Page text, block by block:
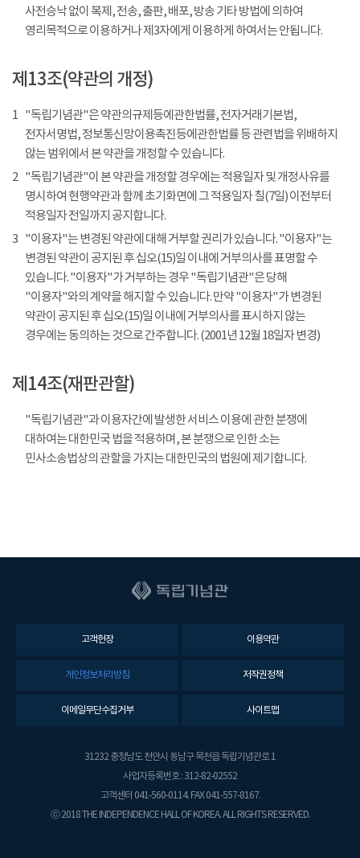
사전승낙 없이 복제, 전송, 출판, 배포, 방송 기타 방법에 의하여
영리목적으로 이용하거나 제3자에게 이용하게 하여서는 안됩니다.
제13조(약관의 개정)
1 "독립기념관"은 약관의규제등에관한법률, 전자거래기본법,
전자서명법, 정보통신망이용촉진등에관한법률 등 관련법을 위배하지
않는 범위에서 본 약관을 개정할 수 있습니다.
2 "독립기념관"이 본 약관을 개정할 경우에는 적용일자 및 개정사유를
명시하여 현행약관과 함께 초기화면에 그 적용일자 칠(7일) 이전부터
적용일자 전일까지 공지합니다.
3 "이용자"는 변경된 약관에 대해 거부할 권리가 있습니다. "이용자"는
변경된 약관이 공지된 후 십오(15)일 이내에 거부의사를 표명할 수
있습니다. "이용자"가 거부하는 경우 "독립기념관"은 당해
"이용자"와의 계약을 해지할 수 있습니다. 만약 "이용자"가 변경된
약관이 공지된 후 십오(15)일 이내에 거부의사를 표시하지 않는
경우에는 동의하는 것으로 간주합니다. (2001년 12월 18일자 변경)
제14조(재판관할)
"독립기념관"과 이용자간에 발생한 서비스 이용에 관한 분쟁에
대하여는 대한민국 법을 적용하며, 본 분쟁으로 인한 소는
민사소송법상의 관할을 가지는 대한민국의 법원에 제기합니다.
고객헌장 이용약관
개인정보처리방침 저작권정책
이메일무단수집거부 사이트맵
31232 충청남도 천안시 동남구 목천읍 독립기념관로 1
사업자등록번호 : 312-82-02552
고객센터 041-560-0114. FAX 041-557-8167.
ⓒ 2018 THE INDEPENDENCE HALL OF KOREA. ALL RIGHTS RESERVED.